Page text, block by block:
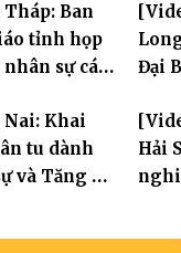
Ban
tỉnh họp
sự các
Đại
Nai: Khai
tu dành
và Tăng Ni
Hải